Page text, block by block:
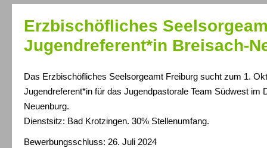
Erzbischöfliches
Jugendreferent*in Breisach-
Das Erzbischöfliches Seelsorgeamt Freiburg sucht zum 1.
Jugendreferent*in für das Jugendpastorale Team Südwest im
Neuenburg.
Dienstsitz: Bad Krotzingen. 30% Stellenumfang.
Bewerbungsschluss: 26. Juli 2024